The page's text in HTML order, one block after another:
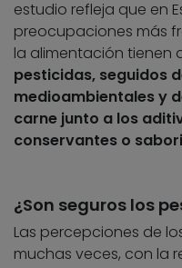
estudio refleja que en
preocupaciones más
la alimentación tienen
pesticidas, seguidos
medioambientales y
carne junto a los
conservantes o
¿Son seguros los
Las percepciones de
muchas veces, con la